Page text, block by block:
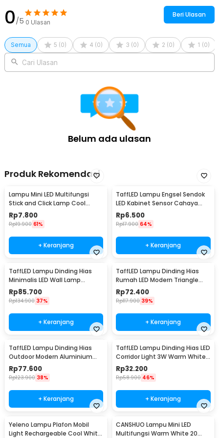
0/5 0 Ulasan
Beri Ulasan
Semua 5 (0) 4 (0) 3 (0) 2 (0) 1 (0)
Cari Ulasan
Belum ada ulasan
Produk Rekomendasi
Lampu Mini LED Multifungsi
Stick and Click Lamp Cool
White 6.5cm - LL003
Rp7.800
Rp19.900 61%
+ Keranjang
TaffLED Lampu Engsel Sendok
LED Kabinet Sensor Cahaya
Cool White 12V - XYD
Rp6.500
Rp17.900 64%
+ Keranjang
TaffLED Lampu Dinding Hias
Minimalis LED Wall Lamp
Aluminium 12W Warm White -
B1001
Rp85.700
Rp134.900 37%
+ Keranjang
TaffLED Lampu Dinding Hias
Rumah LED Modern Triangle
Aluminium 3W - ABD-3W-SJX
Rp72.400
Rp117.900 39%
+ Keranjang
TaffLED Lampu Dinding Hias
Outdoor Modern Aluminium
6W Warm White - MSL021
Rp77.600
Rp123.900 38%
+ Keranjang
TaffLED Lampu Dinding Hias LED
Corridor Light 3W Warm White
3000K - F0011
Rp32.200
Rp58.900 46%
+ Keranjang
Yeleno Lampu Plafon Mobil
Light Rechargeable Cool White
CANSHUO Lampu Mini LED
Multifungsi Warm White 20